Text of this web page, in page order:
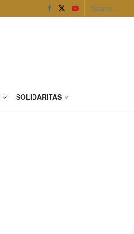
SOLIDARITAS